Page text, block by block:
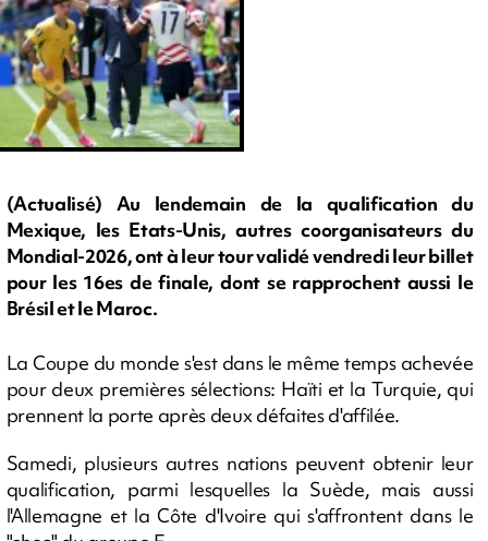
(Actualisé) Au lendemain de la qualification du
Mexique, les Etats-Unis, autres coorganisateurs du
Mondial-2026, ont à leur tour validé vendredi leur billet
pour les 16es de finale, dont se rapprochent aussi le
Brésil et le Maroc.
La Coupe du monde s'est dans le même temps achevée
pour deux premières sélections: Haïti et la Turquie, qui
prennent la porte après deux défaites d'affilée.
Samedi, plusieurs autres nations peuvent obtenir leur
qualification, parmi lesquelles la Suède, mais aussi
l'Allemagne et la Côte d'Ivoire qui s'affrontent dans le